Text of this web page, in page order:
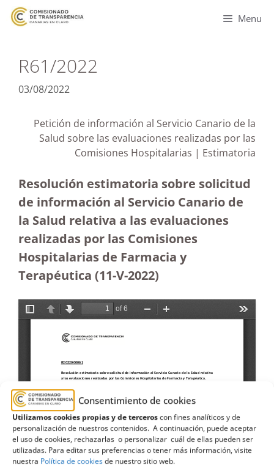
Consentimiento de cookies
Utilizamos cookies propias y de terceroscon fines analíticos y de
personalización de nuestros contenidos. A continuación, puede aceptar
el uso de cookies, rechazarlas o personalizar cuál de ellas pueden ser
utilizadas. Para editar sus preferencias o tener más información, visite
nuestra Política de cookiesde nuestro sitio web.
Menu
R61/2022
03/08/2022
Petición de información al Servicio Canario de la
Salud sobre las evaluaciones realizadas por las
Comisiones Hospitalarias | Estimatoria
Resolución estimatoria sobre solicitud
de información al Servicio Canario de
la Salud relativa a las evaluaciones
realizadas por las Comisiones
Hospitalarias de Farmacia y
Terapéutica (11-V-2022)